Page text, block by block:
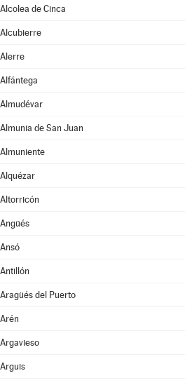
Alcolea de Cinca
Alcubierre
Alerre
Alfántega
Almudévar
Almunia de San Juan
Almuniente
Alquézar
Altorricón
Angüés
Ansó
Antillón
Aragüés del Puerto
Arén
Argavieso
Arguis